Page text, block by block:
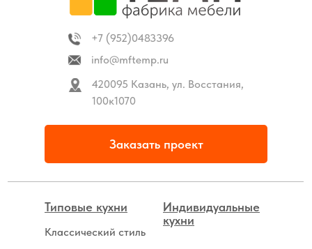
Классический стиль
Индивидуальные
кухни
Типовые кухни
Заказать проект
+7 (952)0483396
info@mftemp.ru
420095 Казань, ул. Восстания,
100к1070